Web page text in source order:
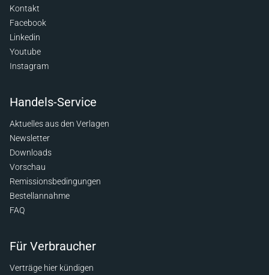
Kontakt
Facebook
Linkedin
Youtube
Instagram
Handels-Service
Aktuelles aus den Verlagen
Newsletter
Downloads
Vorschau
Remissionsbedingungen
Bestellannahme
FAQ
Für Verbraucher
Verträge hier kündigen